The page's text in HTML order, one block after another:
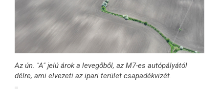
Az ún. "A" jelú árok a levegőből, az M7-es autópályától
délre, ami elvezeti az ipari terület csapadékvizét.